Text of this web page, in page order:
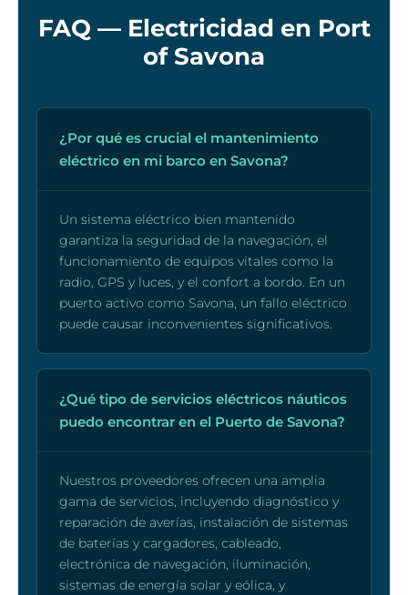
FAQ — Electricidad en Port
of Savona
¿Por qué es crucial el mantenimiento
eléctrico en mi barco en Savona?
Un sistema eléctrico bien mantenido
garantiza la seguridad de la navegación, el
funcionamiento de equipos vitales como la
radio, GPS y luces, y el confort a bordo. En un
puerto activo como Savona, un fallo eléctrico
puede causar inconvenientes significativos.
¿Qué tipo de servicios eléctricos náuticos
puedo encontrar en el Puerto de Savona?
Nuestros proveedores ofrecen una amplia
gama de servicios, incluyendo diagnóstico y
reparación de averías, instalación de sistemas
de baterías y cargadores, cableado,
electrónica de navegación, iluminación,
sistemas de energía solar y eólica, y